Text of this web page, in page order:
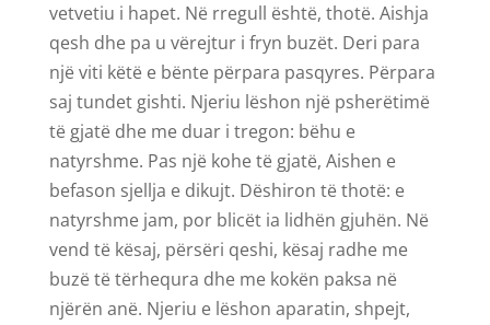
vetvetiu i hapet. Në rregull është, thotë. Aishja
qesh dhe pa u vërejtur i fryn buzët. Deri para
një viti këtë e bënte përpara pasqyres. Përpara
saj tundet gishti. Njeriu lëshon një psherëtimë
të gjatë dhe me duar i tregon: bëhu e
natyrshme. Pas një kohe të gjatë, Aishen e
befason sjellja e dikujt. Dëshiron të thotë: e
natyrshme jam, por blicët ia lidhën gjuhën. Në
vend të kësaj, përsëri qeshi, kësaj radhe me
buzë të tërhequra dhe me kokën paksa në
njërën anë. Njeriu e lëshon aparatin, shpejt,